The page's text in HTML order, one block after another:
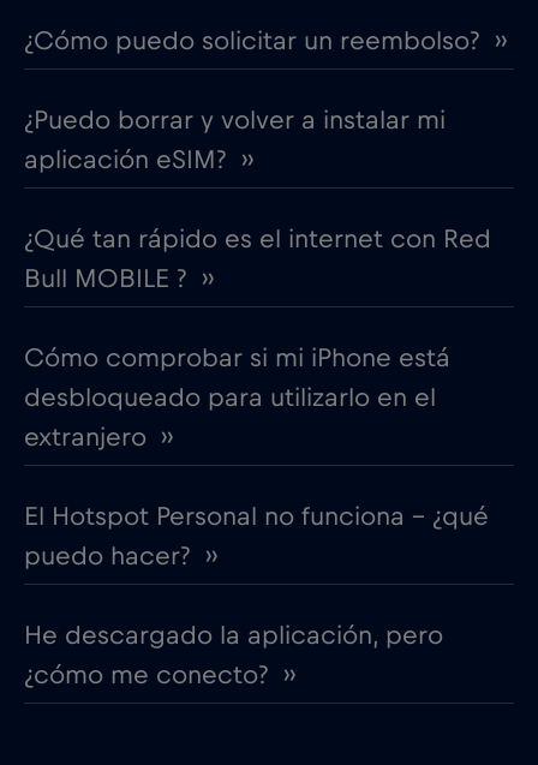
¿Cómo puedo solicitar un reembolso? ››
¿Puedo borrar y volver a instalar mi
aplicación eSIM? ››
¿Qué tan rápido es el internet con Red
Bull MOBILE ? ››
Cómo comprobar si mi iPhone está
desbloqueado para utilizarlo en el
extranjero ››
El Hotspot Personal no funciona – ¿qué
puedo hacer? ››
He descargado la aplicación, pero
¿cómo me conecto? ››